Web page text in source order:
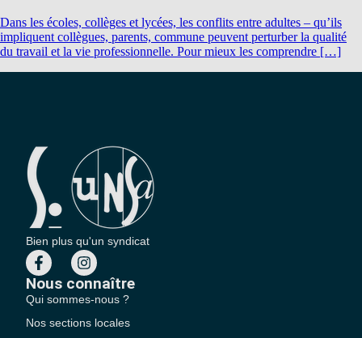
Dans les écoles, collèges et lycées, les conflits entre adultes – qu’ils
impliquent collègues, parents, commune peuvent perturber la qualité
du travail et la vie professionnelle. Pour mieux les comprendre […]
Bien plus qu'un syndicat
Nous connaître
Qui sommes-nous ?
Nos sections locales